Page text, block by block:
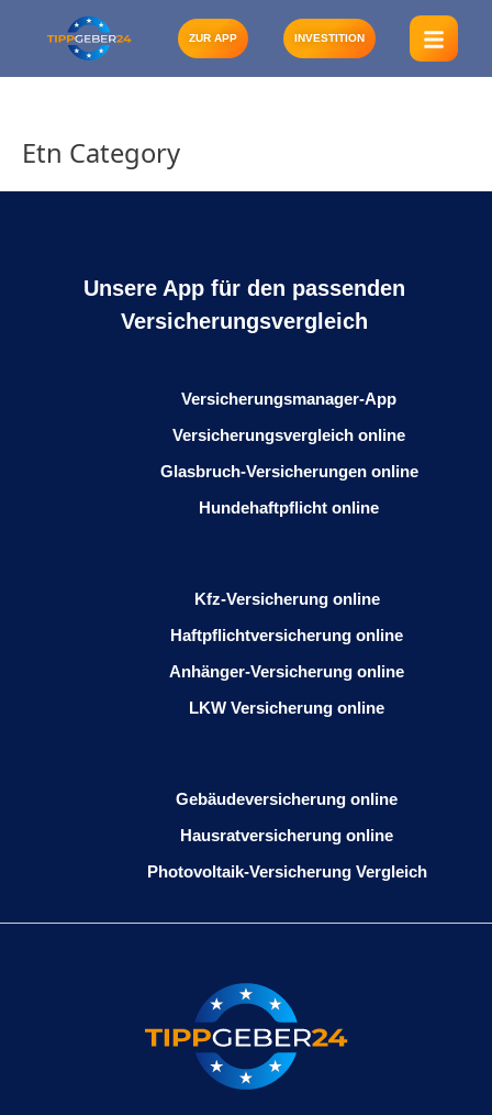
ZUR APP INVESTITION
Etn Category
Unsere App für den passenden
Versicherungsvergleich
Versicherungsmanager-App
Versicherungsvergleich online
Glasbruch-Versicherungen online
Hundehaftpflicht online
Kfz-Versicherung online
Haftpflichtversicherung online
Anhänger-Versicherung online
LKW Versicherung online
Gebäudeversicherung online
Hausratversicherung online
Photovoltaik-Versicherung Vergleich